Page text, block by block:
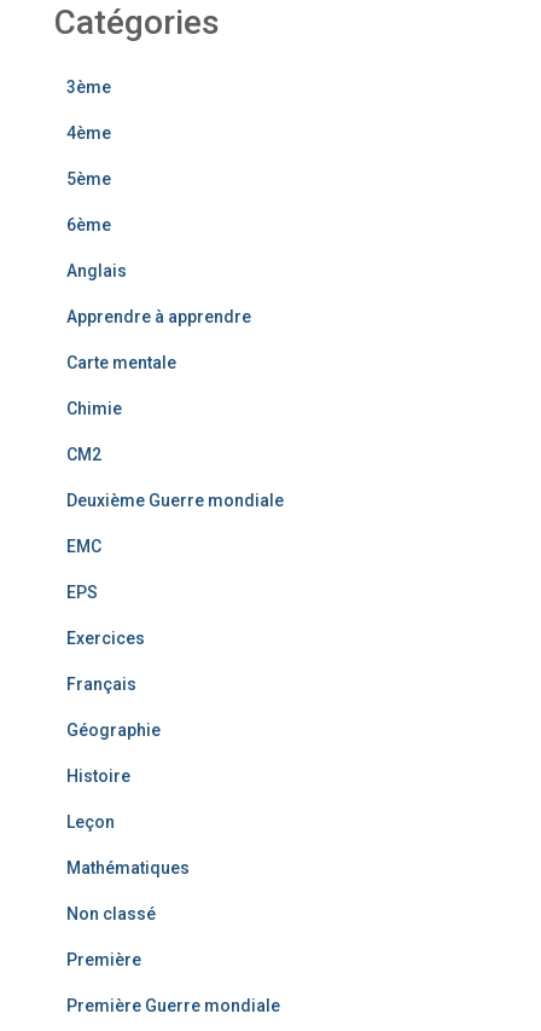
Catégories
3ème
4ème
5ème
6ème
Anglais
Apprendre à apprendre
Carte mentale
Chimie
CM2
Deuxième Guerre mondiale
EMC
EPS
Exercices
Français
Géographie
Histoire
Leçon
Mathématiques
Non classé
Première
Première Guerre mondiale